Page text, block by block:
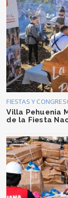
FIESTAS Y
Villa Pehuenia
de la Fiesta